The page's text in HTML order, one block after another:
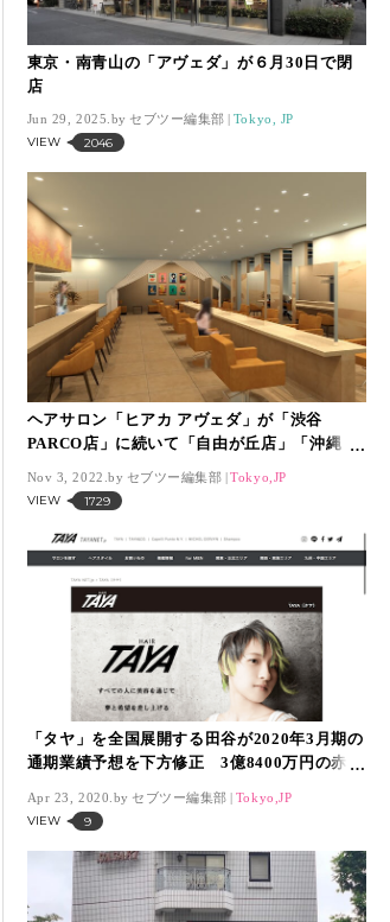
東京・南青山の「アヴェダ」が６月30日で閉
店
Jun 29, 2025. セブツー編集部 Tokyo, JP
VIEW 2046
ヘアサロン「ヒアカ アヴェダ」が「渋谷
PARCO店」に続いて「自由が丘店」「沖縄
Nov 3, 2022. セブツー編集部 Tokyo,JP
VIEW 1729
「タヤ」を全国展開する田谷が2020年3月期の
通期業績予想を下方修正 3億8400万円の赤字
Apr 23, 2020. セブツー編集部 Tokyo,JP
VIEW 9